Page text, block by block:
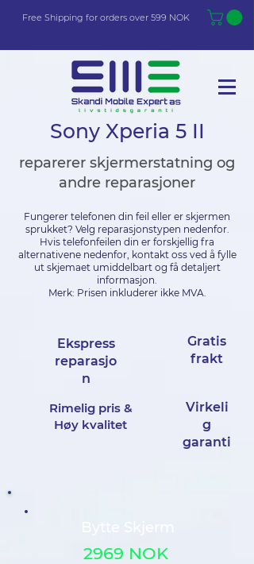
Free Shipping for orders over 599 NOK
Sony Xperia 5 II
reparerer skjermerstatning og
andre reparasjoner
Fungerer telefonen din feil eller er skjermen
sprukket? Velg reparasjonstypen nedenfor.
Hvis telefonfeilen din er forskjellig fra
alternativene nedenfor, kontakt oss ved å fylle
ut skjemaet umiddelbart og få detaljert
informasjon.
Merk: Prisen inkluderer ikke MVA.
Ekspress
reparasjo
n
Gratis
frakt
Rimelig pris &
Høy kvalitet
Virkeli
g
garanti
2969 NOK